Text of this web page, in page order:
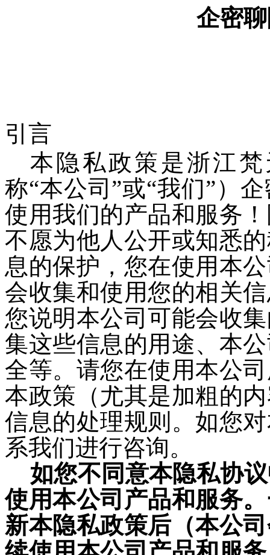
企密聊
引言
本隐私政策是浙江
称“本公司”或“我们”）
使用我们的产品和服务！
不愿为他人公开或知悉
息的保护，您在使用本
会收集和使用您的相关
您说明本公司可能会收
集这些信息的用途、本
全等。请您在使用本公
本政策（尤其是加粗的
信息的处理规则。如您
系我们进行咨询。
如您不同意本隐私协
使用本公司产品和服务
新本隐私政策后（本公